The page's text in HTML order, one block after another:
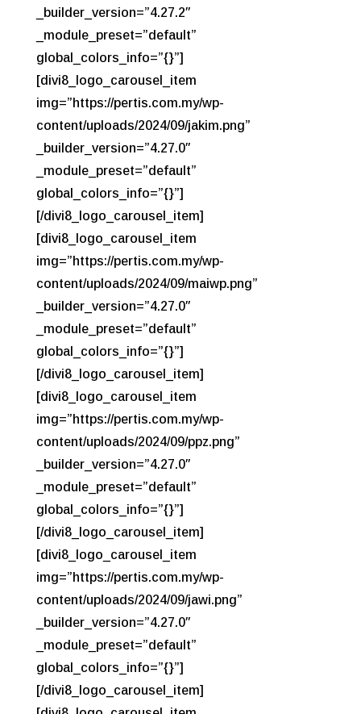
_builder_version=”4.27.2″
_module_preset=”default”
global_colors_info=”{}”]
[divi8_logo_carousel_item
img=”https://pertis.com.my/wp-
content/uploads/2024/09/jakim.png”
_builder_version=”4.27.0″
_module_preset=”default”
global_colors_info=”{}”]
[/divi8_logo_carousel_item]
[divi8_logo_carousel_item
img=”https://pertis.com.my/wp-
content/uploads/2024/09/maiwp.png”
_builder_version=”4.27.0″
_module_preset=”default”
global_colors_info=”{}”]
[/divi8_logo_carousel_item]
[divi8_logo_carousel_item
img=”https://pertis.com.my/wp-
content/uploads/2024/09/ppz.png”
_builder_version=”4.27.0″
_module_preset=”default”
global_colors_info=”{}”]
[/divi8_logo_carousel_item]
[divi8_logo_carousel_item
img=”https://pertis.com.my/wp-
content/uploads/2024/09/jawi.png”
_builder_version=”4.27.0″
_module_preset=”default”
global_colors_info=”{}”]
[/divi8_logo_carousel_item]